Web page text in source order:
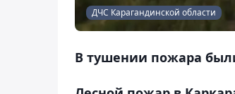
ДЧС Карагандинской области
В тушении пожара